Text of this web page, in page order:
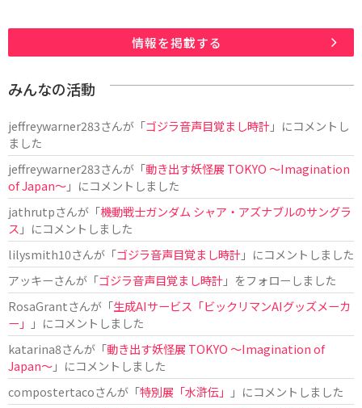
情報を掲載する
みんなの活動
jeffreywarner283さんが「ゴジラ音声目覚まし時計」にコメントし
ました
jeffreywarner283さんが「動き出す妖怪展 TOKYO 〜Imagination
of Japan〜」にコメントしました
jathrutpさんが「機動戦士ガンダム シャア・アズナブルのサングラ
ス 」にコメントしました
lilysmith10さんが「ゴジラ音声目覚まし時計」にコメントしました
アッキーさんが「ゴジラ音声目覚まし時計」をフォローしました
RosaGrantさんが「生成AIサービス「ビックリマンAIグッズメーカ
ー」
」にコメントしました
katarina8さんが「動き出す妖怪展 TOKYO 〜Imagination of
Japan〜」にコメントしました
compostertacoさんが「特別展「水滸伝」
」にコメントしました